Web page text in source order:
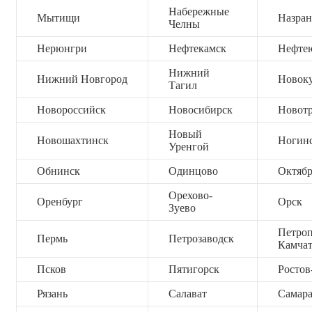
Мытищи
Набережные
Челны
Нерюнгри Нефтекамск
Нижний Новгород
Нижний
Тагил
Новороссийск Новосибирск
Новошахтинск
Новый
Уренгой
Обнинск Одинцово
Оренбург
Орехово-
Зуево
Орск
Пермь Петрозаводск
Псков Пятигорск
Рязань Салават Самара